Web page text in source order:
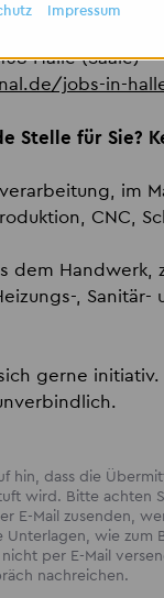
Halle (Saale)
jobs-in-
Stelle für Sie?
im
CNC,
dem Handwerk,
, Sanitär-
gerne
hin, dass die
wird. Bitte achten
E-Mail zusenden,
Unterlagen, wie zum
per E-Mail
nachreichen.
Impressum